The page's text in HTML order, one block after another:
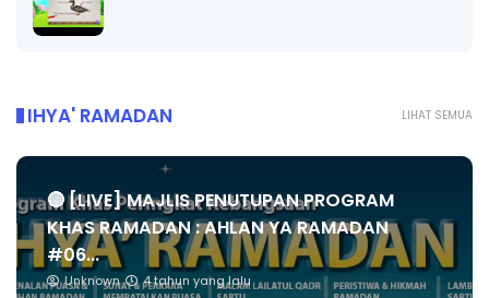
LIHAT SEMUA
IHYA' RAMADAN
🔴 [LIVE] MAJLIS PENUTUPAN PROGRAM
KHAS RAMADAN : AHLAN YA RAMADAN
#06...
Unknown 4 tahun yang lalu